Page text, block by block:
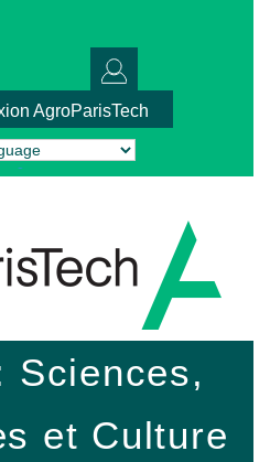
AgroParisTech
Translate
Sciences,
et Culture